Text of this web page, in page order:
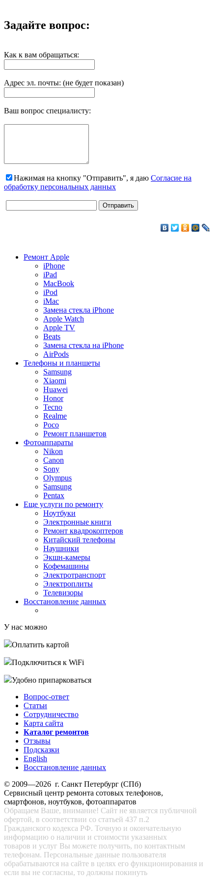
Задайте вопрос:
Как к вам обращаться:
Адрес эл. почты: (не будет показан)
Ваш вопрос специалисту:
Нажимая на кнопку "Отправить", я даю Согласие на
обработку персональных данных
Ремонт Apple
iPhone
iPad
MacBook
iPod
iMac
Замена стекла iPhone
Apple Watch
Apple TV
Beats
Замена стекла на iPhone
AirPods
Телефоны и планшеты
Samsung
Xiaomi
Huawei
Honor
Tecno
Realme
Poco
Ремонт планшетов
Фотоаппараты
Nikon
Canon
Sony
Olympus
Samsung
Pentax
Еще услуги по ремонту
Ноутбуки
Электронные книги
Ремонт квадрокоптеров
Китайский телефоны
Наушники
Экшн-камеры
Кофемашины
Электротранспорт
Электроплиты
Телевизоры
Восстановление данных
У нас можно
Оплатить картой
Подключиться к WiFi
Удобно припарковаться
Вопрос-ответ
Статьи
Сотрудничество
Карта сайта
Каталог ремонтов
Отзывы
Подсказки
English
Восстановление данных
© 2009—2026 г. Санкт Петербург (СПб)
Сервисный центр ремонта сотовых телефонов,
смартфонов, ноутбуков, фотоаппаратов
Обращаем Ваше, внимание! Сайт не является публичной
офертой, в соответствии со статьей 437 п.2
Гражданского кодекса РФ. Точную и окончательную
информацию о наличии и стоимости указанных
товаров и услуг Вы можете получить, по контактным
телефонам. Персональные данные пользователя
обрабатываются на сайте в целях его функционирования и
если вы не согласны, то должны покинуть